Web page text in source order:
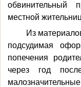
обвинительный
местной
Из
подсудимая
попечения
через год